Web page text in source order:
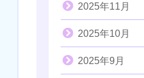
2025年11月
2025年10月
2025年9月